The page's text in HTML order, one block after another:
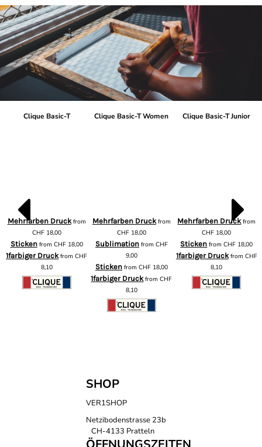
Clique Basic-T
Mehrfarben Druckfrom
CHF18,00
Stickenfrom CHF18,00
1farbiger DruckfromCHF
8,10
Clique Basic-T Women
Mehrfarben Druckfrom
CHF18,00
Sublimationfrom CHF
9,00
Stickenfrom CHF18,00
1farbiger DruckfromCHF
8,10
Clique Basic-T Junior
Mehrfarben Druckfrom
CHF 18,00
Sticken fromCHF 18,00
1farbiger Druckfrom CHF
8,10
SHOP
VER1SHOP
Netzibodenstrasse 23b
CH-4133 Pratteln